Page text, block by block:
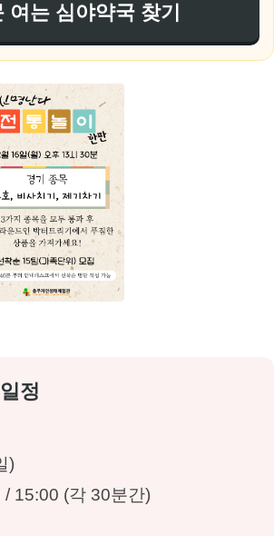
여는 심야약국 찾기
정
)
15:00 (각 30분간)